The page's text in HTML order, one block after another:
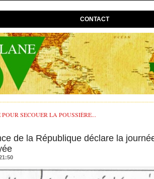
CONTACT
SECOUER LA POUSSIÈRE...
de la République déclare la